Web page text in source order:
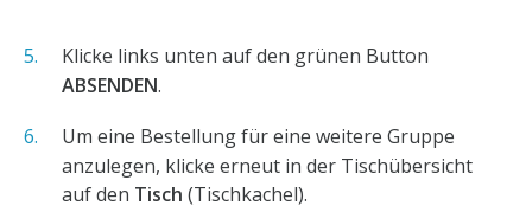
Klicke links unten auf den grünen Button
ABSENDEN.
Um eine Bestellung für eine weitere Gruppe
anzulegen, klicke erneut in der Tischübersicht
auf den Tisch (Tischkachel).